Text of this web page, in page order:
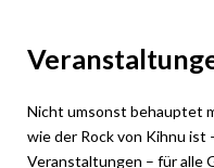
Nicht umsonst behauptet
wie der Rock von Kihnu ist
Veranstaltungen – für alle